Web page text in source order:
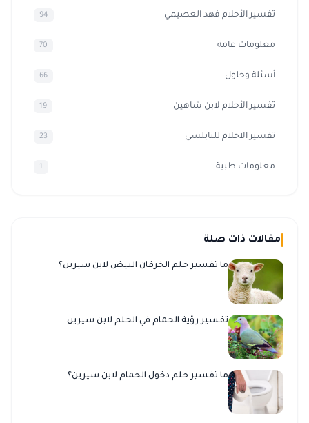
تفسير الأحلام فهد العصيمي 94
معلومات عامة 70
أسئلة وحلول 66
تفسير الأحلام لابن شاهين 19
تفسير الاحلام للنابلسي 23
معلومات طبية 1
مقالات ذات صلة
ما تفسير حلم الخرفان البيض لابن سيرين؟
تفسير رؤية الحمام في الحلم لابن سيرين
ما تفسير حلم دخول الحمام لابن سيرين؟